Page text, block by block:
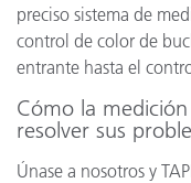
preciso sistema de
control de color de
entrante hasta el
Cómo la
resolver sus
Únase a nosotros y